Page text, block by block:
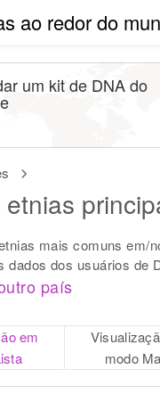
ao redor do
mais comuns em/
dados dos usuários de
país
um kit de DNA do
em
modo